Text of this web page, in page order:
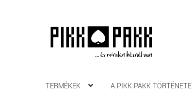
Ugrás
navigációhoz
Kilépés
tartalomba
TERMÉKEK A PIKK PAKK TÖRTÉNETE